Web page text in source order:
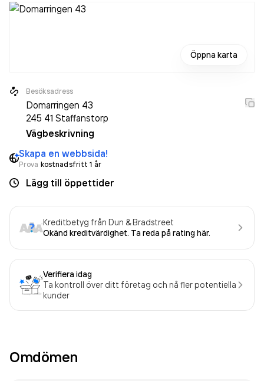
Öppna karta
Besöksadress
Domarringen 43
245 41 Staffanstorp
Vägbeskrivning
Skapa en webbsida!
Prova kostnadsfritt 1 år
Lägg till öppettider
Kreditbetyg från Dun & Bradstreet
Okänd kreditvärdighet. Ta reda på rating här.
Verifiera idag
Ta kontroll över ditt företag och nå fler potentiella
kunder
Omdömen